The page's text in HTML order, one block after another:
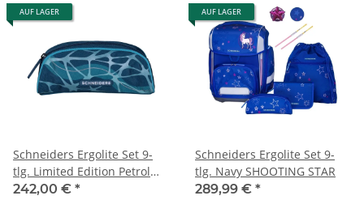
AUF LAGER
Schneiders Ergolite Set 9-
tlg. Limited Edition Petrol
Cool Pool
242,00 € *
AUF LAGER
Schneiders Ergolite Set 9-
tlg. Navy SHOOTING STAR
289,99 € *